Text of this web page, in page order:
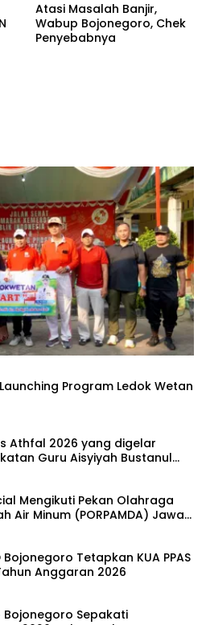
Atasi Masalah Banjir,
Wabup Bojonegoro, Chek
Penyebabnya
Program Ledok Wetan
Athfal 2026 yang digelar
Guru Aisyiyah Bustanul
Mengikuti Pekan Olahraga
Air Minum (PORPAMDA) Jawa
Bojonegoro Tetapkan KUA PPAS
Anggaran 2026
Bojonegoro Sepakati